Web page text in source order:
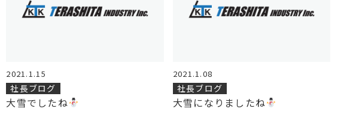
2021.1.15
社長ブログ
大雪でしたね
2021.1.08
社長ブログ
大雪になりましたね